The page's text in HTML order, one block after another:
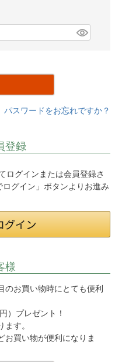
パスワードをお忘れですか？
登録
ログインまたは会員登録さ
グイン」ボタンよりお進み
様
のお買い物時にとても便利
）プレゼント！
す。
お買い物が便利になりま